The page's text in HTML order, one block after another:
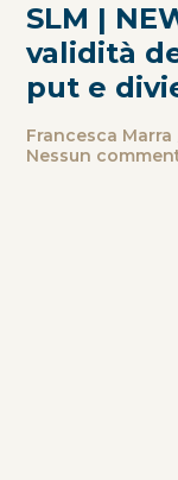
SLM |
validità
put e
Francesca Marra
Nessun